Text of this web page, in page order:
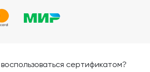
сертификатом?